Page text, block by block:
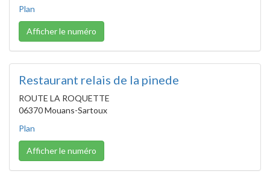
Plan
Afficher le numéro
Restaurant relais de la pinede
ROUTE LA ROQUETTE
06370 Mouans-Sartoux
Plan
Afficher le numéro